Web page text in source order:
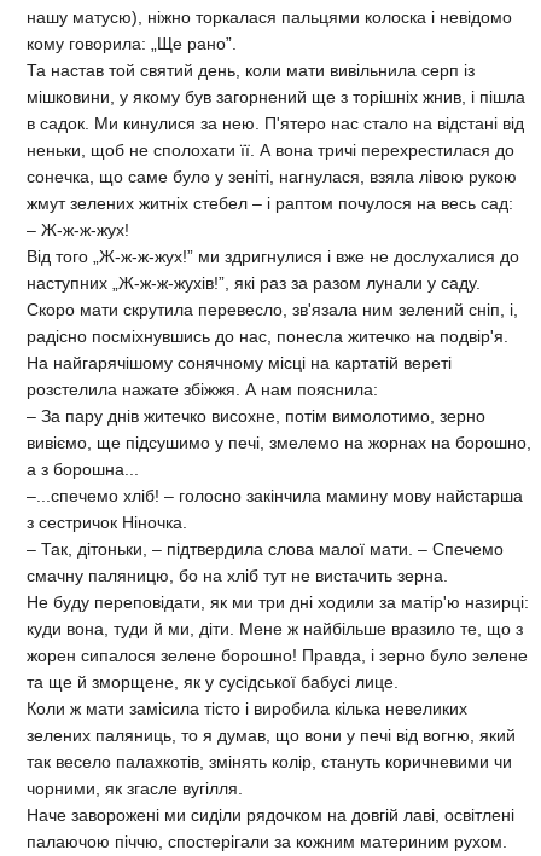
нашу матусю), ніжно торкалася пальцями колоска і невідомо
кому говорила: „Ще рано”.
Та настав той святий день, коли мати вивільнила серп із
мішковини, у якому був загорнений ще з торішніх жнив, і пішла
в садок. Ми кинулися за нею. П'ятеро нас стало на відстані від
неньки, щоб не сполохати її. А вона тричі перехрестилася до
cонечка, що саме було у зеніті, нагнулася, взяла лівою рукою
жмут зелених житніх стебел – і раптом почулося на весь сад:
– Ж-ж-ж-жух!
Від того „Ж-ж-ж-жух!” ми здригнулися і вже не дослухалися до
наступних „Ж-ж-ж-жухів!”, які раз за разом лунали у саду.
Скоро мати скрутила перевесло, зв'язала ним зелений сніп, і,
радісно посміхнувшись до нас, понесла житечко на подвір'я.
На найгарячішому сонячному місці на картатій вереті
розстелила нажате збіжжя. А нам пояснила:
– За пару днів житечко висохне, потім вимолотимо, зерно
вивіємо, ще підсушимо у печі, змелемо на жорнах на борошно,
а з борошна...
–...спечемо хліб! – голосно закінчила мамину мову найстарша
з сестричок Ніночка.
– Так, дітоньки, – підтвердила слова малої мати. – Спечемо
смачну паляницю, бо на хліб тут не вистачить зерна.
Не буду переповідати, як ми три дні ходили за матір'ю назирці:
куди вона, туди й ми, діти. Мене ж найбільше вразило те, що з
жорен сипалося зелене борошно! Правда, і зерно було зелене
та ще й зморщене, як у сусідської бабусі лице.
Коли ж мати замісила тісто і виробила кілька невеликих
зелених паляниць, то я думав, що вони у печі від вогню, який
так весело палахкотів, змінять колір, стануть коричневими чи
чорними, як згасле вугілля.
Наче заворожені ми сиділи рядочком на довгій лаві, освітлені
палаючою піччю, спостерігали за кожним материним рухом.